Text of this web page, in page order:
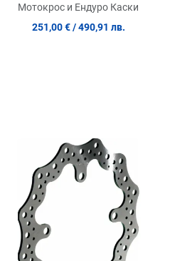
Мотокрос и Ендуро Каски
251,00 € / 490,91 лв.
Добави в любими
Сравни продукт
Quick View